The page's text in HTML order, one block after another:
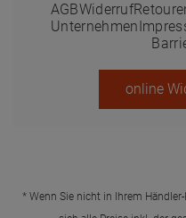
AGBWiderruf
Unternehmen
online
* Wenn Sie nicht in Ihrem